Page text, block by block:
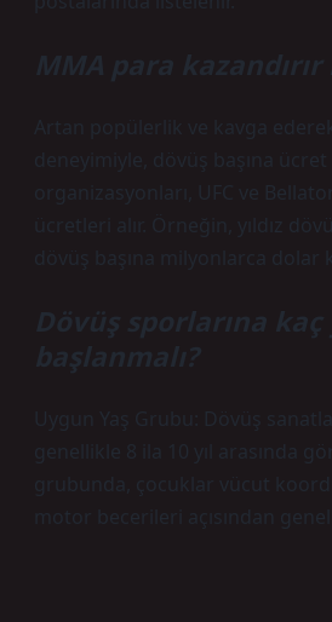
MMA para kazandırır
Artan popülerlik ve kavga
deneyimiyle, dövüş başına ücret
organizasyonları, UFC ve
ücretleri alır. Örneğin, yıldız
dövüş başına milyonlarca dolar
Dövüş sporlarına kaç
başlanmalı?
Uygun Yaş Grubu: Dövüş
genellikle 8 ila 10 yıl arasında
grubunda, çocuklar vücut
motor becerileri açısından